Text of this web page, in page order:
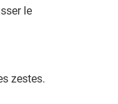
le
zestes.